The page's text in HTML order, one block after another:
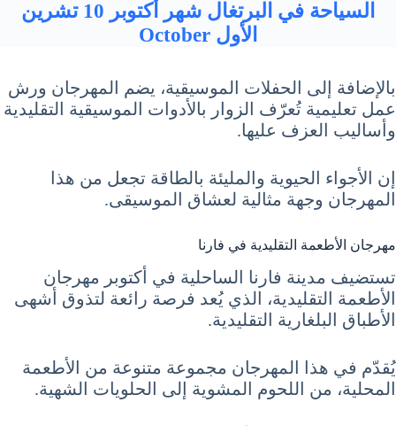
السياحة في البرتغال شهر أكتوبر 10 تشرين
الأول October
بالإضافة إلى الحفلات الموسيقية، يضم المهرجان ورش
عمل تعليمية تُعرّف الزوار بالأدوات الموسيقية التقليدية
وأساليب العزف عليها.
إن الأجواء الحيوية والمليئة بالطاقة تجعل من هذا
المهرجان وجهة مثالية لعشاق الموسيقى.
مهرجان الأطعمة التقليدية في فارنا
تستضيف مدينة فارنا الساحلية في أكتوبر مهرجان
الأطعمة التقليدية، الذي يُعد فرصة رائعة لتذوق أشهى
الأطباق البلغارية التقليدية.
يُقدّم في هذا المهرجان مجموعة متنوعة من الأطعمة
المحلية، من اللحوم المشوية إلى الحلويات الشهية.